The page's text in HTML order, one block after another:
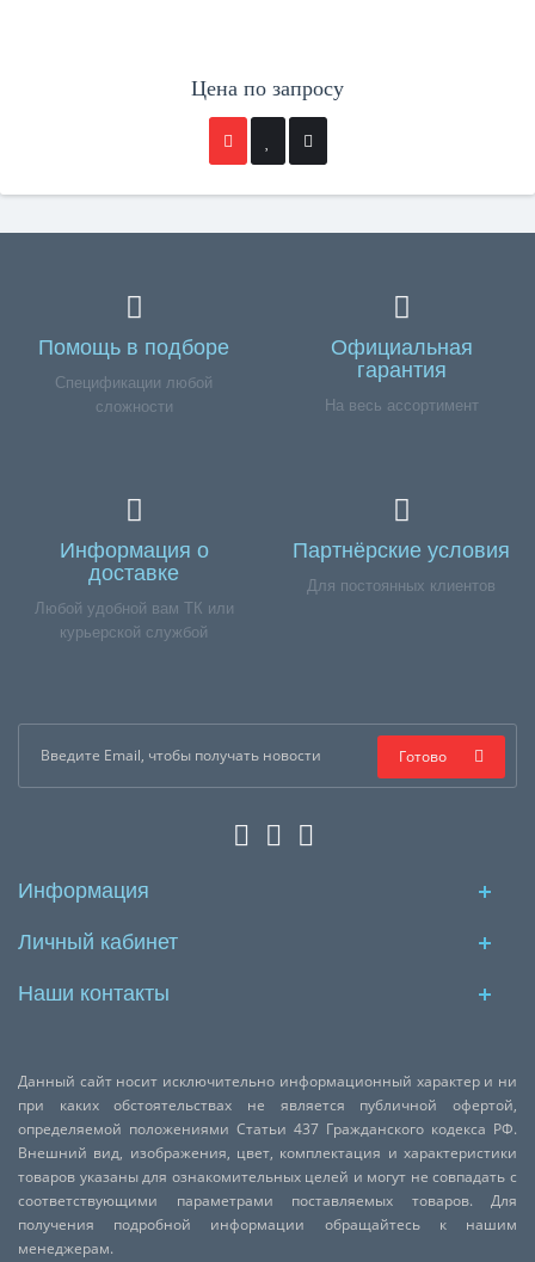
Цена по запросу
Помощь в подборе
Спецификации любой
сложности
Официальная
гарантия
На весь ассортимент
Информация о
доставке
Любой удобной вам ТК или
курьерской службой
Партнёрские условия
Для постоянных клиентов
Готово
Информация
Личный кабинет
Наши контакты
Данный сайт носит исключительно информационный характер и ни
при каких обстоятельствах не является публичной офертой,
определяемой положениями Статьи 437 Гражданского кодекса РФ.
Внешний вид, изображения, цвет, комплектация и характеристики
товаров указаны для ознакомительных целей и могут не совпадать с
соответствующими параметрами поставляемых товаров. Для
получения подробной информации обращайтесь к нашим
менеджерам.